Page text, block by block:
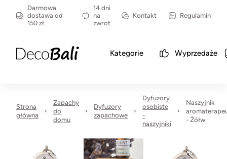
Darmowa
dostawa od
150 zł
14 dni
na
zwrot
Kontakt Regulamin
Kategorie Wyprzedaże
Strona
główna
Zapachy
do
domu
Dyfuzory
zapachowe
Dyfuzory
osobiste
-
naszyjniki
Naszyjnik
- Żółw